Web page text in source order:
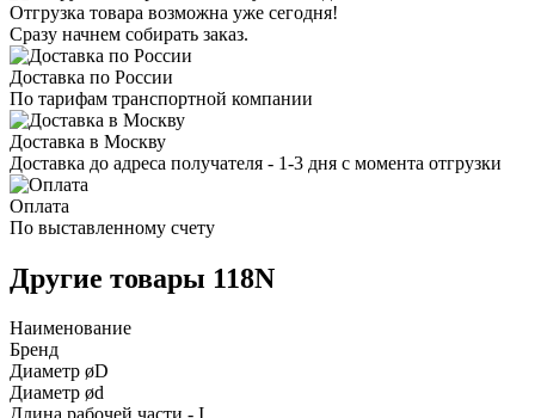
Отгрузка товара возможна уже сегодня!
Сразу начнем собирать заказ.
Доставка по России
По тарифам транспортной компании
Доставка в Москву
Доставка до адреса получателя - 1-3 дня с момента отгрузки
Оплата
По выставленному счету
Другие товары 118N
Наименование
Бренд
Диаметр øD
Диаметр ød